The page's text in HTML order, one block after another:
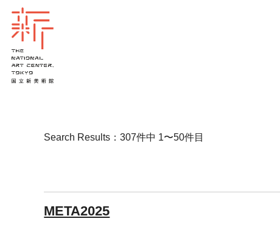
Search Results：307件中 1〜50件目
META2025